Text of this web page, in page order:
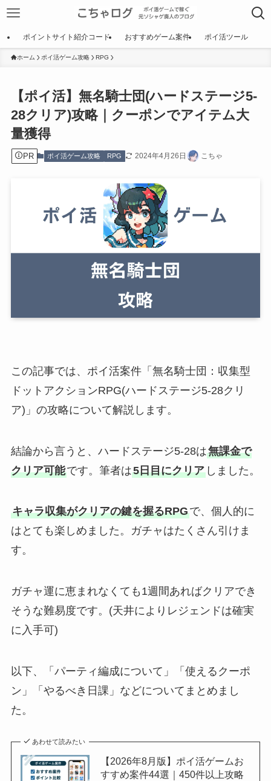
ポイントサイト紹介コード おすすめゲーム案件 ポイ活ツール
ホーム ポイ活ゲーム攻略 RPG
【ポイ活】無名騎士団(ハードステージ5-
28クリア)攻略｜クーポンでアイテム大
量獲得
PR ポイ活ゲーム攻略 RPG 2024年4月26日 こちゃ
この記事では、ポイ活案件「無名騎士団：収集型
ドットアクションRPG(ハードステージ5-28クリ
ア)」の攻略について解説します。
結論から言うと、ハードステージ5-28は無課金で
クリア可能です。筆者は5日目にクリアしました。
キャラ収集がクリアの鍵を握るRPGで、個人的に
はとても楽しめました。ガチャはたくさん引けま
す。
ガチャ運に恵まれなくても1週間あればクリアでき
そうな難易度です。(天井によりレジェンドは確実
に入手可)
以下、「パーティ編成について」「使えるクーポ
ン」「やるべき日課」などについてまとめまし
た。
あわせて読みたい
【2026年8月版】ポイ活ゲームお
すすめ案件44選｜450件以上攻略